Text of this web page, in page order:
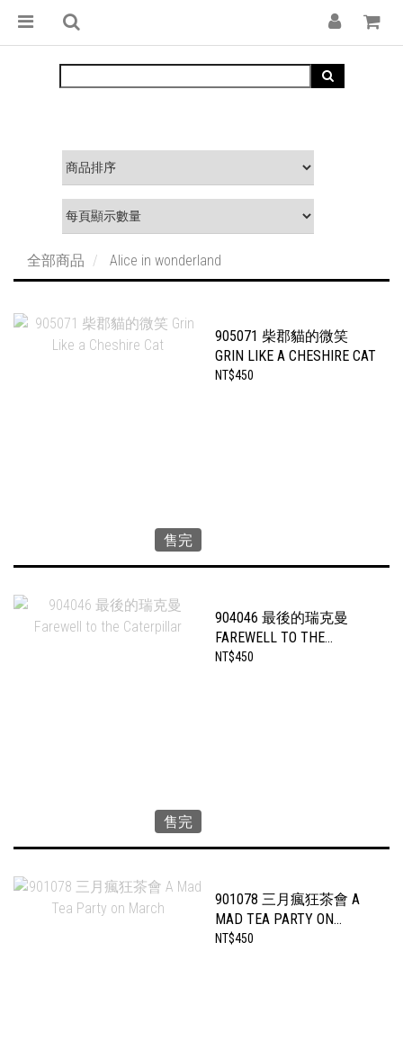
全部商品 Alice in wonderland
售完
905071 柴郡貓的微笑
GRIN LIKE A CHESHIRE CAT
NT$450
售完
904046 最後的瑞克曼
FAREWELL TO THE
CATERPILLAR
NT$450
901078 三月瘋狂茶會 A
MAD TEA PARTY ON
MARCH
NT$450